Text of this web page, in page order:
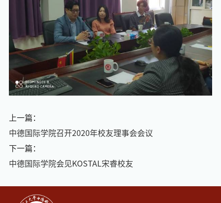
上一篇：
中德国际学院召开2020年校友理事会会议
下一篇：
中德国际学院会见KOSTAL宋睿校友